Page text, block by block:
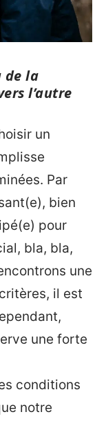
de la
l’autre
un
Par
bien
pour
bla, bla,
une
il est
une forte
conditions
notre